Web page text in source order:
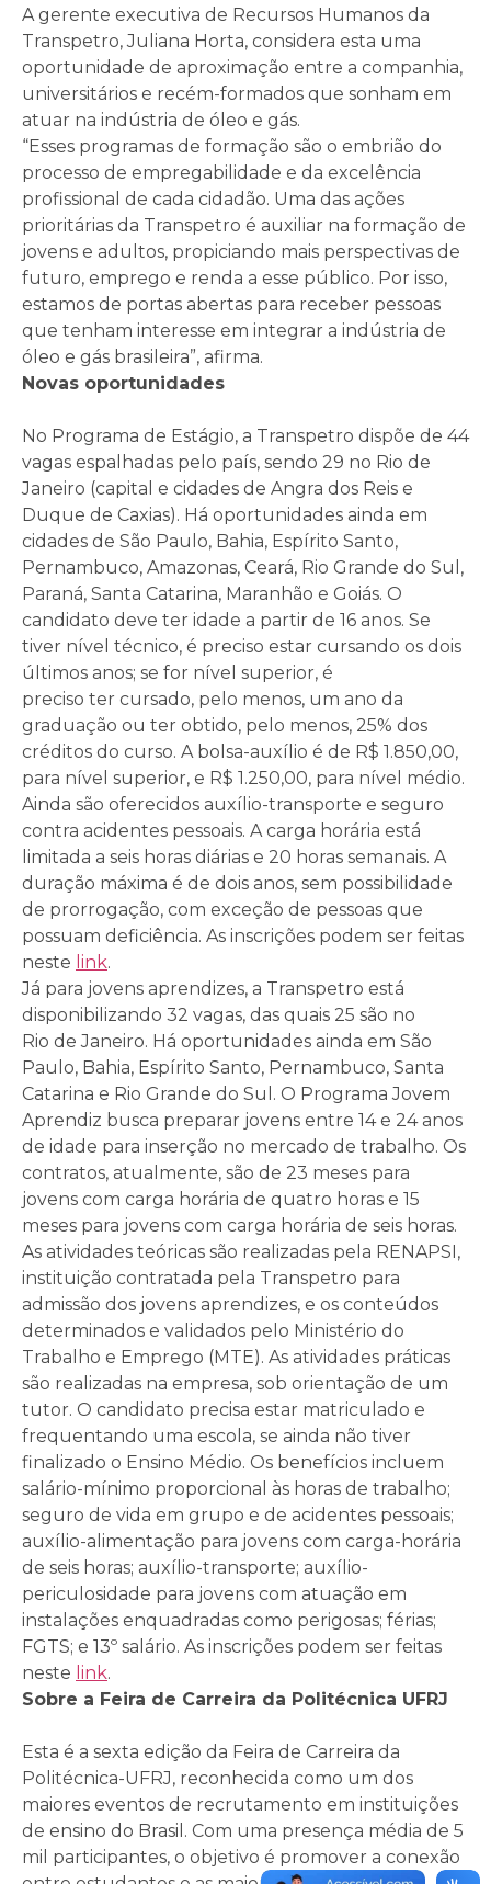
A gerente executiva de Recursos Humanos da
Transpetro, Juliana Horta, considera esta uma
oportunidade de aproximação entre a companhia,
universitários e recém-formados que sonham em
atuar na indústria de óleo e gás.
“Esses programas de formação são o embrião do
processo de empregabilidade e da excelência
profissional de cada cidadão. Uma das ações
prioritárias da Transpetro é auxiliar na formação de
jovens e adultos, propiciando mais perspectivas de
futuro, emprego e renda a esse público. Por isso,
estamos de portas abertas para receber pessoas
que tenham interesse em integrar a indústria de
óleo e gás brasileira”, afirma.
Novas oportunidades
No Programa de Estágio, a Transpetro dispõe de 44
vagas espalhadas pelo país, sendo 29 no Rio de
Janeiro (capital e cidades de Angra dos Reis e
Duque de Caxias). Há oportunidades ainda em
cidades de São Paulo, Bahia, Espírito Santo,
Pernambuco, Amazonas, Ceará, Rio Grande do Sul,
Paraná, Santa Catarina, Maranhão e Goiás. O
candidato deve ter idade a partir de 16 anos. Se
tiver nível técnico, é preciso estar cursando os dois
últimos anos; se for nível superior, é
preciso ter cursado, pelo menos, um ano da
graduação ou ter obtido, pelo menos, 25% dos
créditos do curso. A bolsa-auxílio é de R$ 1.850,00,
para nível superior, e R$ 1.250,00, para nível médio.
Ainda são oferecidos auxílio-transporte e seguro
contra acidentes pessoais. A carga horária está
limitada a seis horas diárias e 20 horas semanais. A
duração máxima é de dois anos, sem possibilidade
de prorrogação, com exceção de pessoas que
possuam deficiência. As inscrições podem ser feitas
neste link.
Já para jovens aprendizes, a Transpetro está
disponibilizando 32 vagas, das quais 25 são no
Rio de Janeiro. Há oportunidades ainda em São
Paulo, Bahia, Espírito Santo, Pernambuco, Santa
Catarina e Rio Grande do Sul. O Programa Jovem
Aprendiz busca preparar jovens entre 14 e 24 anos
de idade para inserção no mercado de trabalho. Os
contratos, atualmente, são de 23 meses para
jovens com carga horária de quatro horas e 15
meses para jovens com carga horária de seis horas.
As atividades teóricas são realizadas pela RENAPSI,
instituição contratada pela Transpetro para
admissão dos jovens aprendizes, e os conteúdos
determinados e validados pelo Ministério do
Trabalho e Emprego (MTE). As atividades práticas
são realizadas na empresa, sob orientação de um
tutor. O candidato precisa estar matriculado e
frequentando uma escola, se ainda não tiver
finalizado o Ensino Médio. Os benefícios incluem
salário-mínimo proporcional às horas de trabalho;
seguro de vida em grupo e de acidentes pessoais;
auxílio-alimentação para jovens com carga-horária
de seis horas; auxílio-transporte; auxílio-
periculosidade para jovens com atuação em
instalações enquadradas como perigosas; férias;
FGTS; e 13º salário. As inscrições podem ser feitas
neste link.
Sobre a Feira de Carreira da Politécnica UFRJ
Esta é a sexta edição da Feira de Carreira da
Politécnica-UFRJ, reconhecida como um dos
maiores eventos de recrutamento em instituições
de ensino do Brasil. Com uma presença média de 5
mil participantes, o objetivo é promover a conexão